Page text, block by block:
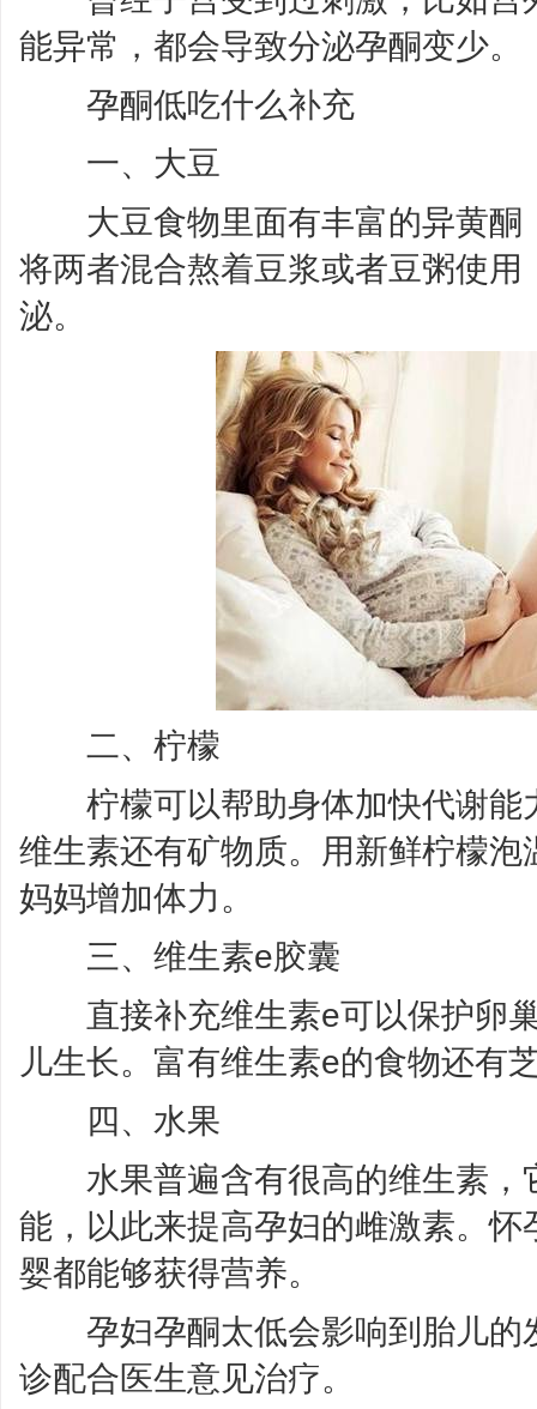
能异常，都会导致分泌孕酮变少。
孕酮低吃什么补充
一、大豆
大豆食物里面有丰富的异黄酮
将两者混合熬着豆浆或者豆粥使
泌。
二、柠檬
柠檬可以帮助身体加快代谢能
维生素还有矿物质。用新鲜柠檬
妈妈增加体力。
三、维生素e胶囊
直接补充维生素e可以保护卵巢
儿生长。富有维生素e的食物还有
四、水果
水果普遍含有很高的维生素，
能，以此来提高孕妇的雌激素。
婴都能够获得营养。
孕妇孕酮太低会影响到胎儿的
诊配合医生意见治疗。